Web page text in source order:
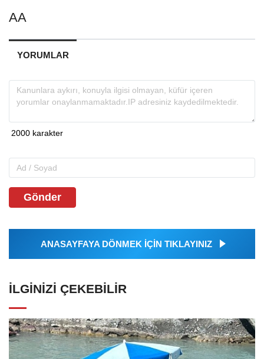
AA
YORUMLAR
Gönder
ANASAYFAYA DÖNMEK İÇİN TIKLAYINIZ
İLGINIZI ÇEKEBILIR